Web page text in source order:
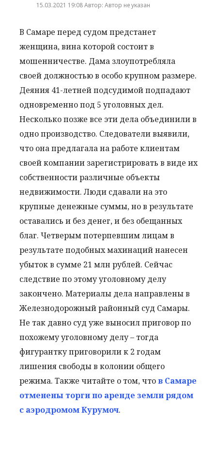
15.03.2021 19:08 Автор: Автор не указан
В Самаре перед судом предстанет
женщина, вина которой состоит в
мошенничестве. Дама злоупотребляла
своей должностью в особо крупном размере.
Деяния 41-летней подсудимой подпадают
одновременно под 5 уголовных дел.
Несколько позже все эти дела объединили в
одно производство. Следователи выявили,
что она предлагала на работе клиентам
своей компании зарегистрировать в виде их
собственности различные объекты
недвижимости. Люди сдавали на это
крупные денежные суммы, но в результате
оставались и без денег, и без обещанных
благ. Четверым потерпевшим лицам в
результате подобных махинаций нанесен
убыток в сумме 21 млн рублей. Сейчас
следствие по этому уголовному делу
закончено. Материалы дела направлены в
Железнодорожный районный суд Самары.
Не так давно суд уже выносил приговор по
похожему уголовному делу – тогда
фигурантку приговорили к 2 годам
лишения свободы в колонии общего
режима. Также читайте о том, чтов Самаре
отменены торги по аренде земли рядом
с аэродромом Курумоч.